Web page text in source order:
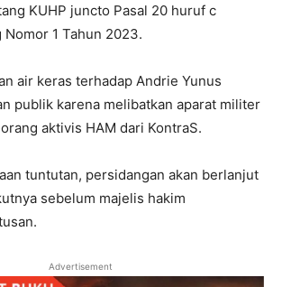
KUHP juncto Pasal 20 huruf c
1 Tahun 2023.
air keras terhadap Andrie Yunus
publik karena melibatkan aparat militer
aktivis HAM dari KontraS.
tuntutan, persidangan akan berlanjut
sebelum majelis hakim
Advertisement